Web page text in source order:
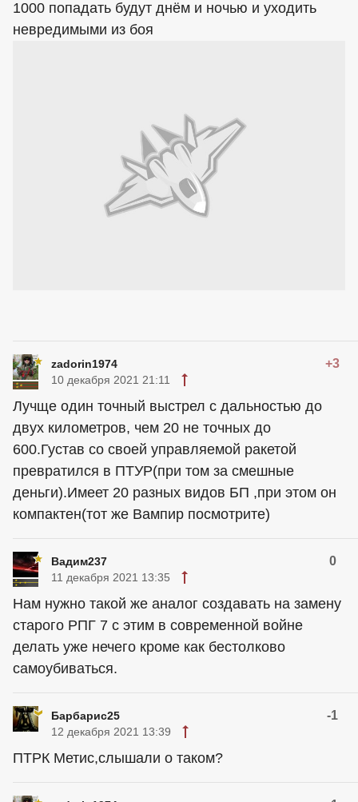
1000 попадать будут днём и ночью и уходить
невредимыми из боя
zadorin1974 +3
10 декабря 2021 21:11
Лучще один точный выстрел с дальностью до
двух километров, чем 20 не точных до
600.Густав со своей управляемой ракетой
превратился в ПТУР(при том за смешные
деньги).Имеет 20 разных видов БП ,при этом он
компактен(тот же Вампир посмотрите)
Вадим237 0
11 декабря 2021 13:35
Нам нужно такой же аналог создавать на замену
старого РПГ 7 с этим в современной войне
делать уже нечего кроме как бестолково
самоубиваться.
Барбарис25 -1
12 декабря 2021 13:39
ПТРК Метис,слышали о таком?